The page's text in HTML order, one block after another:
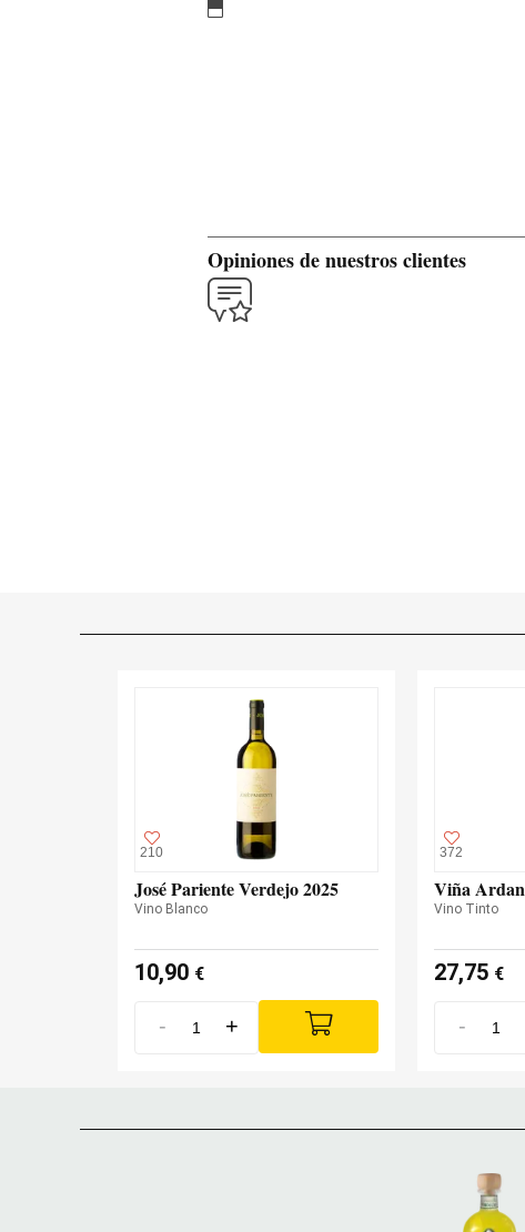
Opiniones de nuestros clientes
210
José Pariente Verdejo 2025
Vino Blanco
10,90 €
- +
372
Viña
Vino Tinto
27,75 €
-